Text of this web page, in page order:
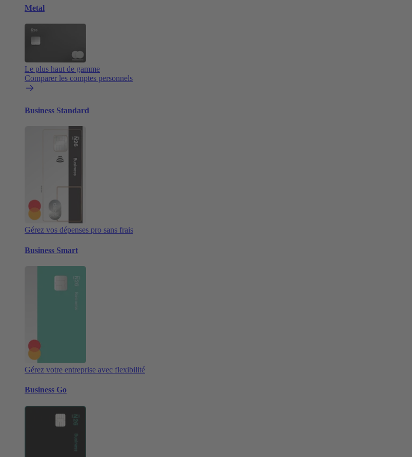
Metal
Le plus haut de gamme
Comparer les comptes personnels
Business Standard
Gérez vos dépenses pro sans frais
Business Smart
Gérez votre entreprise avec flexibilité
Business Go